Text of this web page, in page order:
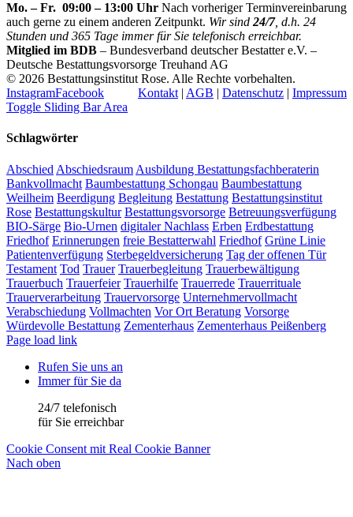
Mo. – Fr. 09:00 – 13:00 Uhr Nach vorheriger Terminvereinbarung
auch gerne zu einem anderen Zeitpunkt. Wir sind 24/7, d.h. 24
Stunden und 365 Tage immer für Sie telefonisch erreichbar.
Mitglied im BDB – Bundesverband deutscher Bestatter e.V. –
Deutsche Bestattungsvorsorge Treuhand AG
© 2026 Bestattungsinstitut Rose. Alle Rechte vorbehalten.
Kontakt | AGB | Datenschutz | Impressum
InstagramFacebook
Toggle Sliding Bar Area
Schlagwörter
Abschied Abschiedsraum Ausbildung Bestattungsfachberaterin
Bankvollmacht Baumbestattung Schongau Baumbestattung
Weilheim Beerdigung Begleitung Bestattung Bestattungsinstitut
Rose Bestattungskultur Bestattungsvorsorge Betreuungsverfügung
BIO-Särge Bio-Urnen digitaler Nachlass Erben Erdbestattung
Friedhof Erinnerungen freie Bestatterwahl Friedhof Grüne Linie
Patientenverfügung Sterbegeldversicherung Tag der offenen Tür
Testament Tod Trauer Trauerbegleitung Trauerbewältigung
Trauerbuch Trauerfeier Trauerhilfe Trauerrede Trauerrituale
Trauerverarbeitung Trauervorsorge Unternehmervollmacht
Verabschiedung Vollmachten Vor Ort Beratung Vorsorge
Würdevolle Bestattung Zementerhaus Zementerhaus Peißenberg
Page load link
Rufen Sie uns an
Immer für Sie da
24/7 telefonisch
für Sie erreichbar
Cookie Consent mit Real Cookie Banner
Nach oben